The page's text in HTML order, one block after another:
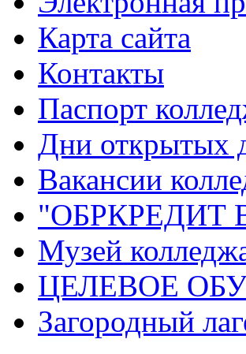
Карта сайта
Контакты
Паспорт
Дни открытых
Вакансии
"ОБРКРЕДИТ
Музей
ЦЕЛЕВОЕ
Загородный